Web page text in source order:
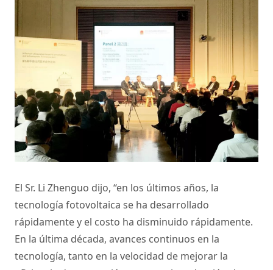
El Sr. Li Zhenguo dijo, “en los últimos años, la
tecnología fotovoltaica se ha desarrollado
rápidamente y el costo ha disminuido rápidamente.
En la última década, avances continuos en la
tecnología, tanto en la velocidad de mejorar la